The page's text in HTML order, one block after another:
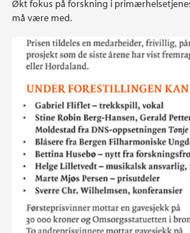
Økt fokus på forskning i
må være med.
2018
2017
2016
2015
2014